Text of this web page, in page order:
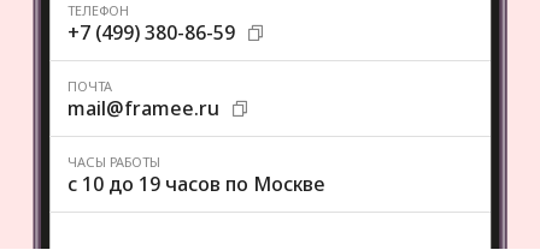
ТЕЛЕФОН
+7 (499) 380-86-59
ПОЧТА
mail@framee.ru
ЧАСЫ РАБОТЫ
с 10 до 19 часов по Москве